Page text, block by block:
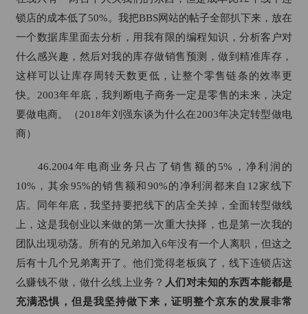
锁店的成本低了50%。我把BBS网站的帖子全部扒下来，放在
一个数据库里面去分析，用我有限的编程知识，分析客户对
什么感兴趣，然后对我的库存做销售预测，做到精准库存，
这样可以让库存周转天数更低，让整个零售链条的效率更
快。2003年年底，我判断电子商务一定是零售的未来，决定
要做电商。（2018年刘强东谈为什么在2003年决定转型做电
商）
46.2004年电商业务只占了销售额的5%，净利润的
10%，其余95%的销售额和90%的净利润都来自12家线下
店。同年年底，我坚持要把线下的店全关掉，全面转型做线
上，这是我创业以来做的第一次重大抉择，也是第一次我的
团队出现动荡。所有的兄弟加入6年没有一个人离职，但这之
后有十几个兄弟离开了。他们觉得老板疯了，线下连锁店这
么赚钱不做，做什么线上业务？ 人们对未知的东西本能都是
充满恐惧，但是我坚持做下来，证明整个京东的发展非常